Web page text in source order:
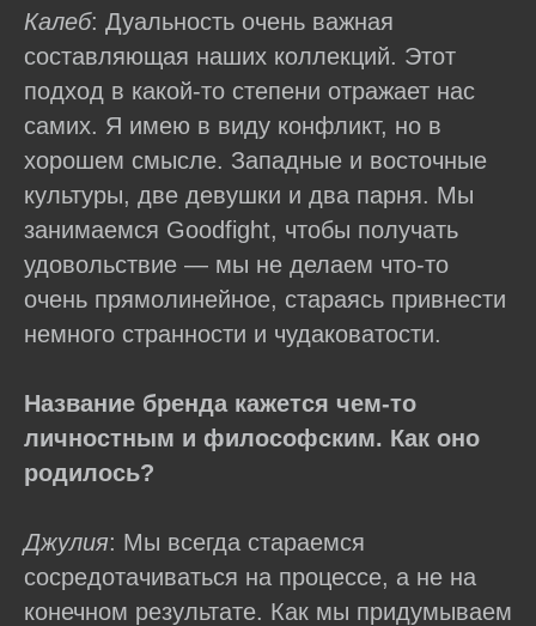
Калеб: Дуальность очень важная
составляющая наших коллекций. Этот
подход в какой-то степени отражает нас
самих. Я имею в виду конфликт, но в
хорошем смысле. Западные и восточные
культуры, две девушки и два парня. Мы
занимаемся Goodfight, чтобы получать
удовольствие — мы не делаем что-то
очень прямолинейное, стараясь привнести
немного странности и чудаковатости.
Название бренда кажется чем-то
личностным и философским. Как оно
родилось?
Джулия: Мы всегда стараемся
сосредотачиваться на процессе, а не на
конечном результате. Как мы придумываем